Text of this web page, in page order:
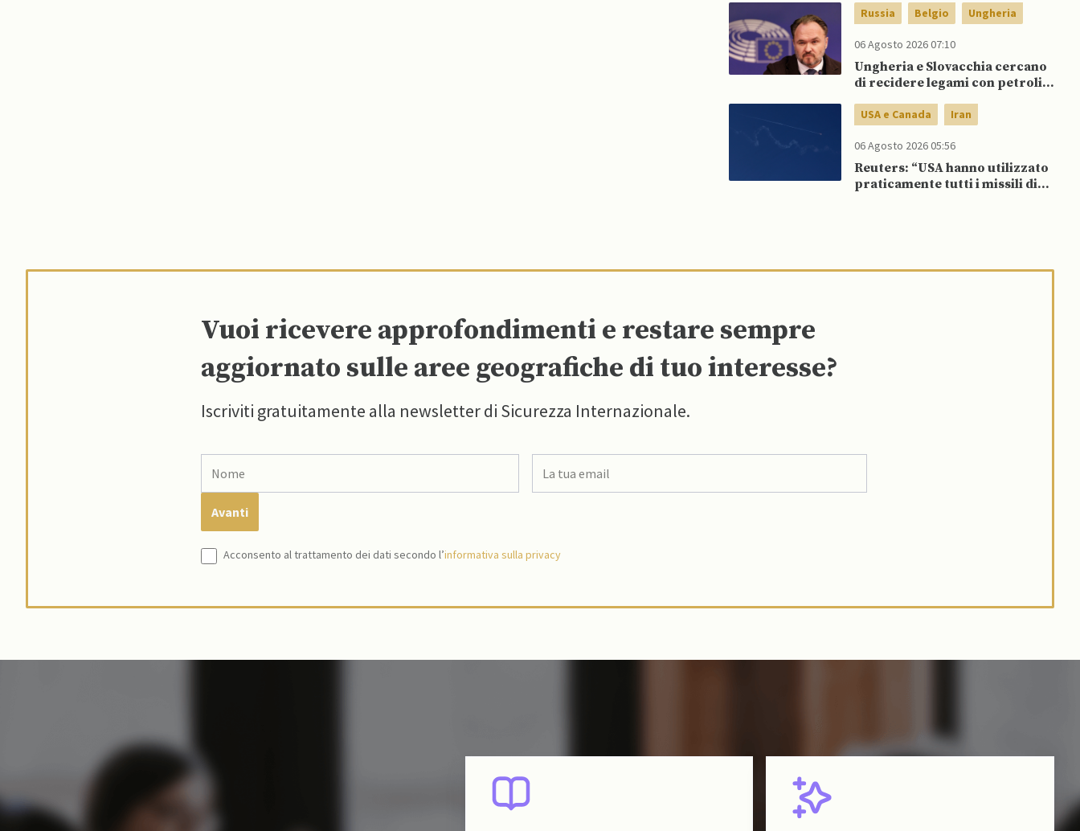
Russia Belgio Ungheria
06 Agosto 2026 07:10
Ungheria e Slovacchia cercano
di recidere legami con petrolio
dipendenza da GNL russo
USA e Canada Iran
06 Agosto 2026 05:56
Reuters: “USA hanno utilizzato
praticamente tutti i missili di
Vuoi ricevere approfondimenti e restare sempre
aggiornato sulle aree geografiche di tuo interesse?
Iscriviti gratuitamente alla newsletter di Sicurezza Internazionale.
Acconsento al trattamento dei dati secondo l’informativa sulla privacy